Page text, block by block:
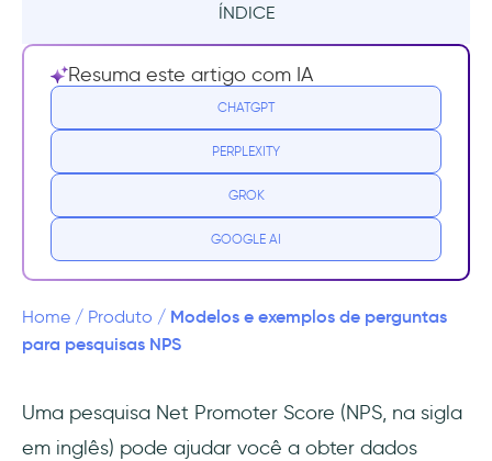
ÍNDICE
O que é Net Promoter Score (NPS)?
Por que você deveria calcular o seu NPS?
O que perguntar em pesquisas NPS
Feedback adicional é sempre bom
Você está indo longe demais?
Variações comuns da pergunta principal
Resuma este artigo com IA
CHATGPT
PERPLEXITY
GROK
GOOGLE AI
Home / Produto / Modelos e exemplos de perguntas
para pesquisas NPS
Uma pesquisa Net Promoter Score (NPS, na sigla
em inglês) pode ajudar você a obter dados